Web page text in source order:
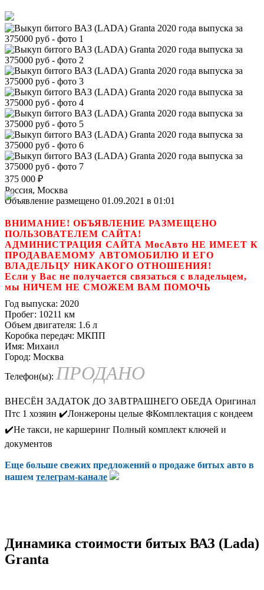
375 000 ₽
Россия, Москва
Объявление размещено 01.09.2021 в 01:01
ВНИМАНИЕ! ОБЪЯВЛЕНИЕ РАЗМЕЩЕНО
ПОЛЬЗОВАТЕЛЕМ САЙТА!
АДМИНИСТРАЦИЯ САЙТА МосАвто НЕ ИМЕЕТ К
ПРОДАВАЕМОМУ АВТОМОБИЛЮ И ЕГО
ВЛАДЕЛЬЦУ НИКАКОГО ОТНОШЕНИЯ!
Если у Вас не получается связаться с владельцем,
мы НИЧЕМ НЕ СМОЖЕМ ВАМ ПОМОЧЬ
Год выпуска: 2020
Пробег: 10211 км
Объем двигателя: 1.6 л
Коробка передач: МКПП
Имя: Михаил
Город: Москва
Телефон(ы): ПРОДАНО
ВНЕСЁН ЗАДАТОК ДО ЗАВТРАШНЕГО ОБЕДА Оригинал
Птс 1 хозяин ✔️Лонжероны целые ❄️Комплектация с кондеем
✔️Не такси, не каршеринг Полный комплект ключей и
документов
Еще больше свежих предложений о продаже битых авто в
нашем телеграм-канале
Динамика стоимости битых ВАЗ (Lada)
Granta